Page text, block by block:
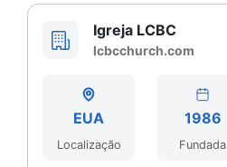
Igreja LCBC
lcbcchurch.com
EUA
Localização
1986
Fundada